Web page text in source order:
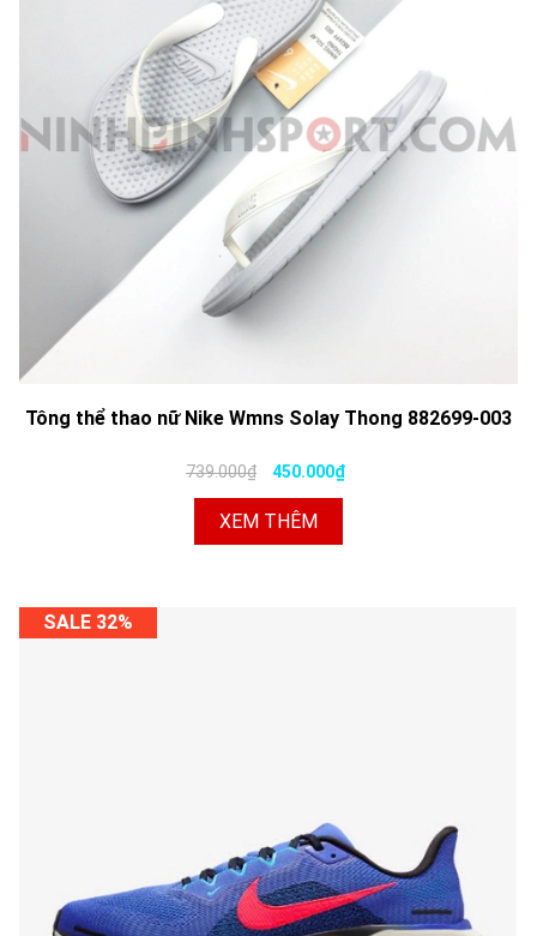
Tông thể thao nữ Nike Wmns Solay Thong 882699-003
739.000₫ 450.000₫
XEM THÊM
SALE 32%